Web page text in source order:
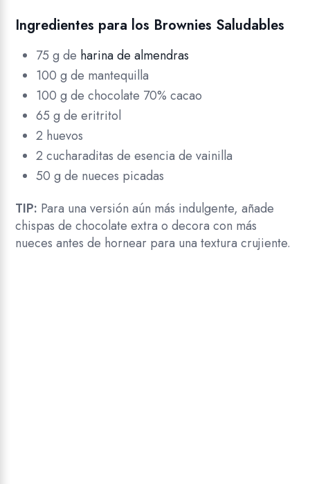
Ingredientes para los Brownies Saludables
75 g de harina de almendras
100 g de mantequilla
100 g de chocolate 70% cacao
65 g de eritritol
2 huevos
2 cucharaditas de esencia de vainilla
50 g de nueces picadas
TIP: Para una versión aún más indulgente, añade
chispas de chocolate extra o decora con más
nueces antes de hornear para una textura crujiente.